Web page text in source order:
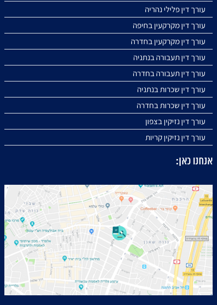
עורך דין פלילי נהריה
עורך דין מקרקעין בחיפה
עורך דין מקרקעין בחדרה
עורך דין תעבורה בנתניה
עורך דין תעבורה בחדרה
עורך דין שכרות בנתניה
עורך דין שכרות בחדרה
עורך דין נזיקין בצפון
עורך דין נזיקין קריות
אנחנו כאן: